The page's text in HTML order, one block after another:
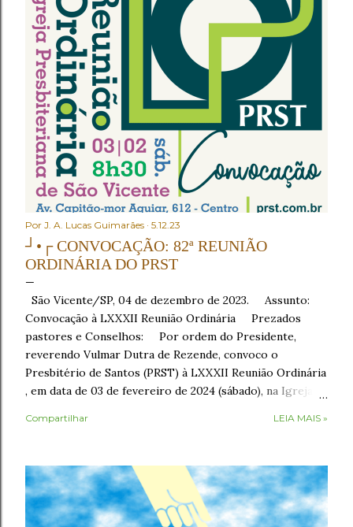
Por J. A. Lucas Guimarães 5.12.23
┘•┌ CONVOCAÇÃO: 82ª REUNIÃO
ORDINÁRIA DO PRST
São Vicente/SP, 04 de dezembro de 2023. Assunto:
Convocação à LXXXII Reunião Ordinária Prezados
pastores e Conselhos: Por ordem do Presidente,
reverendo Vulmar Dutra de Rezende, convoco o
Presbitério de Santos (PRST) à LXXXII Reunião Ordinária
, em data de 03 de fevereiro de 2024 (sábado), na Igreja
Aguiar, nº 612, Centro, São Vicente/SP, como segue: •
9h30 – Início com o Ato de Verificação de Poderes . No
Ato de Verificação de Poderes , os Presbíteros
representantes das igrejas tomarão assento mediante a
apresentação da Credencial (Carteiro de Presbitero) ,
Compartilhar LEIA MAIS »